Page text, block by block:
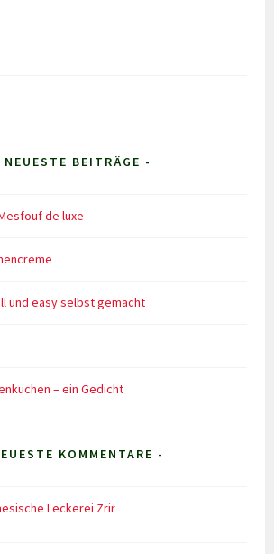
NEUESTE BEITRÄGE -
de luxe
und easy selbst gemacht
– ein Gedicht
KOMMENTARE -
Leckerei Zrir